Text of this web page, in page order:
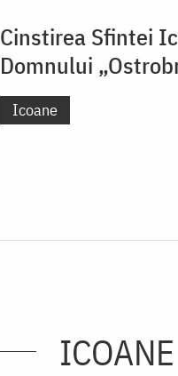
Cinstirea Sfintei
Domnului
Icoane
ICOANE